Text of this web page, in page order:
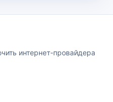
интернет-провайдера